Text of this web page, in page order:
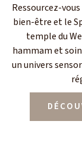
Ressourcez-
bien-être et le
temple du
hammam et
un univers